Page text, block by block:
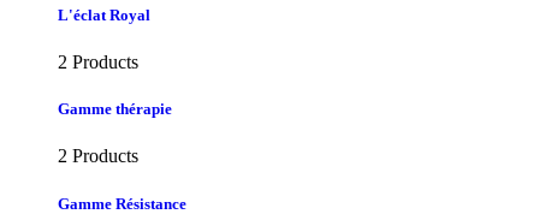
L'éclat Royal
2 Products
Gamme thérapie
2 Products
Gamme Résistance